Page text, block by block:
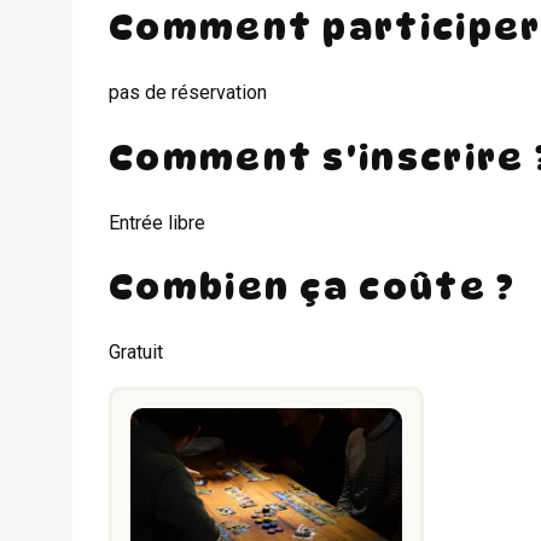
Comment participer
pas de réservation
Comment s'inscrire
Entrée libre
Combien ça coûte ?
Gratuit